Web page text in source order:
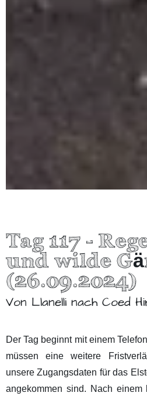
Tag 117 -
und wilde
(26.09.2024)
Von Llanelli nach Coed
Der Tag beginnt mit einem
müssen eine weitere
unsere Zugangsdaten für das
angekommen sind. Nach